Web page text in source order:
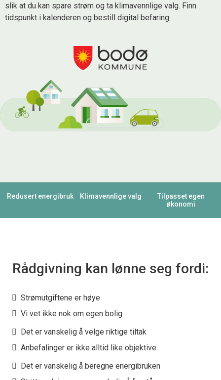
slik at du kan spare strøm og ta klimavennlige valg. Finn
tidspunkt i kalenderen og bestill digital befaring.
Redusert energibruk Klimavennlige valg
Tilpasset egen
økonomi
Rådgivning kan lønne seg fordi:
Strømutgiftene er høye
Vi vet ikke nok om egen bolig
Det er vanskelig å velge riktige tiltak
Anbefalinger er ikke alltid like objektive
Det er vanskelig å beregne energibruken